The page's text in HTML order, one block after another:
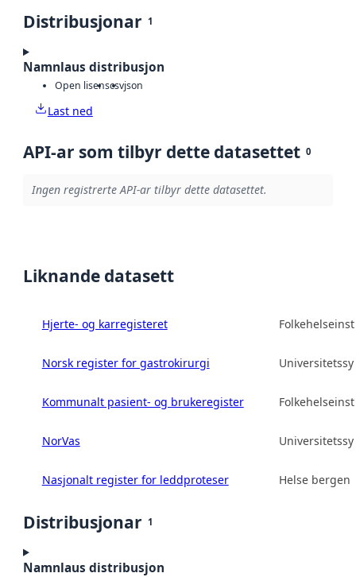
Distribusjonar 1
Namnlaus distribusjon
Open lisenscsvjson
Last ned
API-ar som tilbyr dette datasettet 0
Ingen registrerte API-ar tilbyr dette datasettet.
Liknande datasett
Hjerte- og karregisteret
Norsk register for gastrokirurgi
Kommunalt pasient- og brukeregister
NorVas
Nasjonalt register for leddproteser Helse bergen
Distribusjonar 1
Namnlaus distribusjon